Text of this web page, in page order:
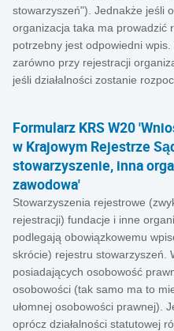
stowarzyszeń"). Jednakże jeśli
organizacja taka ma prowadzić
potrzebny jest odpowiedni
zarówno przy rejestracji
jeśli działalności zostanie
Formularz KRS W20
w Krajowym Rejestrze
stowarzyszenie, inna
zawodowa'
Stowarzyszenia rejestrowe
rejestracji) fundacje i inne
podlegają obowiązkowemu
skrócie) rejestru stowarzyszeń.
posiadających osobowość
osobowości (tak samo ma to
ułomnej osobowości prawnej).
oprócz działalności statutowej